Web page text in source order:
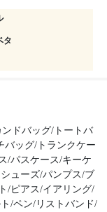
タ
ンドバッグ/トートバ
バッグ/トランクケー
/パスケース/キーケ
ューズ/パンプス/ブ
/ピアス/イアリング/
/ペン/リストバンド/